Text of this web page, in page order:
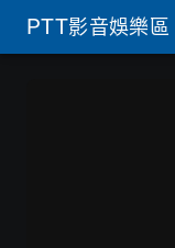
PTT影音娛樂區